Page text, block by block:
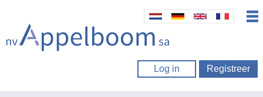
Log in Registreer